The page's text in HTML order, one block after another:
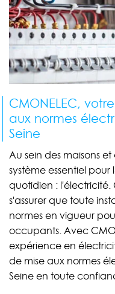
CMONELEC,
aux normes
Seine
Au sein des maisons
système essentiel
quotidien :
s'assurer que toute
normes en vigueur
occupants. Avec
expérience en
de mise aux normes
Seine en toute